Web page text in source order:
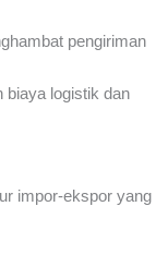
pengiriman
biaya logistik dan
impor-ekspor yang